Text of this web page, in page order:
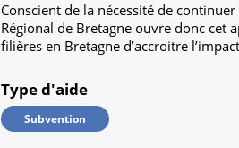
Conscient de la nécessité de
Régional de Bretagne ouvre donc cet
filières en Bretagne d’accroitre
Type d'aide
Subvention